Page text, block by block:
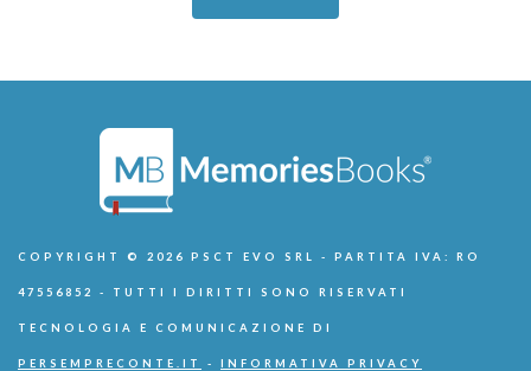
COPYRIGHT © 2026 PSCT EVO SRL - PARTITA IVA: RO
47556852 - TUTTI I DIRITTI SONO RISERVATI
TECNOLOGIA E COMUNICAZIONE DI
PERSEMPRECONTE.IT - INFORMATIVA PRIVACY